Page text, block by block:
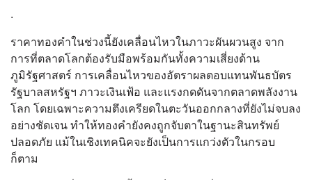
.
ราคาทองคำในช่วงนี้ยังเคลื่อนไหวในภาวะผันผวนสูง จาก
การที่ตลาดโลกต้องรับมือพร้อมกันทั้งความเสี่ยงด้าน
ภูมิรัฐศาสตร์ การเคลื่อนไหวของอัตราผลตอบแทนพันธบัตร
รัฐบาลสหรัฐฯ ภาวะเงินเฟ้อ และแรงกดดันจากตลาดพลังงาน
โลก โดยเฉพาะความตึงเครียดในตะวันออกกลางที่ยังไม่จบลง
อย่างชัดเจน ทำให้ทองคำยังคงถูกจับตาในฐานะสินทรัพย์
ปลอดภัย แม้ในเชิงเทคนิคจะยังเป็นการแกว่งตัวในกรอบ
ก็ตาม